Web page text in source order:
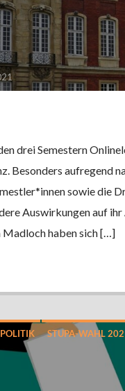
drei Semestern
Besonders aufregend
sowie die
Auswirkungen auf
Madloch haben sich […]
POLITIK STUPA-WAHL